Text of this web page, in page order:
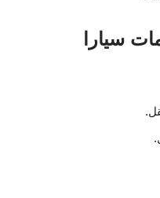
سيارا